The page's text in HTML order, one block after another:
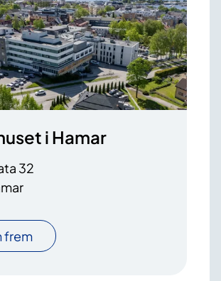
i Hamar
32
frem